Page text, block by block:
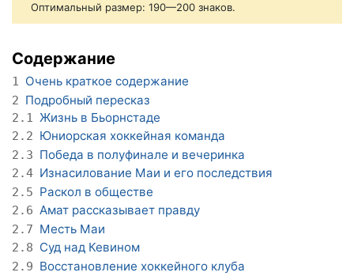
Оптимальный размер: 190—200 знаков.
Содержание
1 Очень краткое содержание
2 Подробный пересказ
2.1 Жизнь в Бьорнстаде
2.2 Юниорская хоккейная команда
2.3 Победа в полуфинале и вечеринка
2.4 Изнасилование Маи и его последствия
2.5 Раскол в обществе
2.6 Амат рассказывает правду
2.7 Месть Маи
2.8 Суд над Кевином
2.9 Восстановление хоккейного клуба